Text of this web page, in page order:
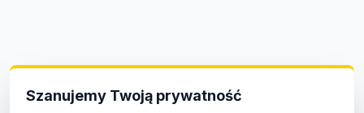
Szanujemy Twoją prywatność